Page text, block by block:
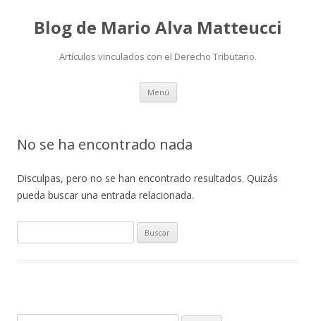
Blog de Mario Alva Matteucci
Artículos vinculados con el Derecho Tributario.
Menú Ir
contenido
No se ha encontrado nada
Disculpas, pero no se han encontrado resultados. Quizás
pueda buscar una entrada relacionada.
u
r